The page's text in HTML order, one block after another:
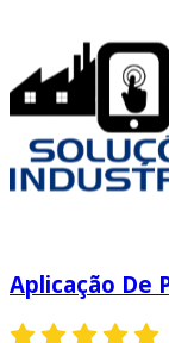
realizada
cuidados e
inspeção
Aplicação De